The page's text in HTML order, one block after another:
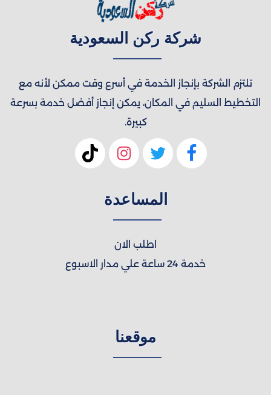
شركة ركن السعودية
تلتزم الشركة بإنجاز الخدمة في أسرع وقت ممكن لأنه مع
التخطيط السليم في المكان، يمكن إنجاز أفضل خدمة بسرعة
كبيرة.
المساعدة
اطلب الان
خدمة 24 ساعة علي مدار الاسبوع
موقعنا